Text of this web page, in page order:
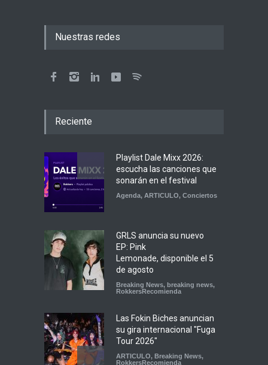
Nuestras redes
Reciente
Playlist Dale Mixx 2026:
escucha las canciones que
sonarán en el festival
Agenda, ARTICULO, Conciertos
GRLS anuncia su nuevo
EP: Pink
Lemonade, disponible el 5
de agosto
Breaking News, breaking news,
RokkersRecomienda
Las Fokin Biches anuncian
su gira internacional "Fuga
Tour 2026"
ARTICULO, Breaking News,
RokkersRecomienda